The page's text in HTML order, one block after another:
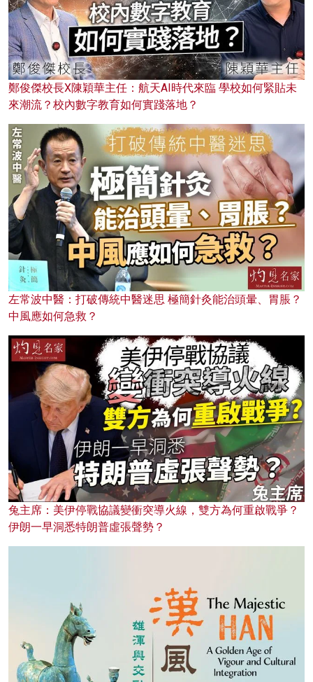
鄭俊傑校長X陳穎華主任：航天AI時代來臨 學校如何緊貼未
來潮流？校內數字教育如何實踐落地？
左常波中醫：打破傳統中醫迷思 極簡針灸能治頭暈、胃脹？
中風應如何急救？
兔主席：美伊停戰協議變衝突導火線，雙方為何重啟戰爭？
伊朗一早洞悉特朗普虛張聲勢？